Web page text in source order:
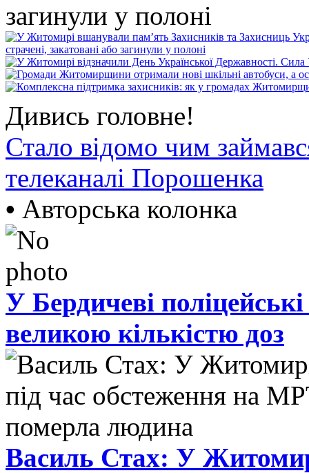
загинули у полоні
Дивись головне!
Стало відомо чим
телеканалі Порошенка
• Авторська колонка
У Бердичеві
великою кількістю доз
Василь Стах: У